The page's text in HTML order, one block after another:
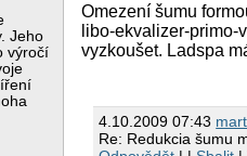
Jeho
výročí
Omezení šumu
libo-ekvalizer-
vyzkoušet. Ladspa
4.10.2009 07:43
Re: Redukcia šumu